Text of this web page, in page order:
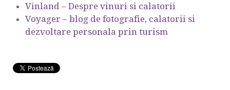
Vinland – Despre vinuri si calatorii
Voyager – blog de fotografie, calatorii si
dezvoltare personala prin turism